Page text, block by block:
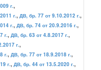
г.,
г., ДВ, бр. 77 от 9.10.2012 г.,
г., ДВ, бр. 74 от 20.9.2016 г.,
г., ДВ, бр. 63 от 4.8.2017 г.,
г.,
г., ДВ, бр. 77 от 18.9.2018 г.,
г., ДВ, бр. 44 от 13.5.2020 г.,